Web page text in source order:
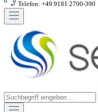
Telefon: +49 9181 2700-390